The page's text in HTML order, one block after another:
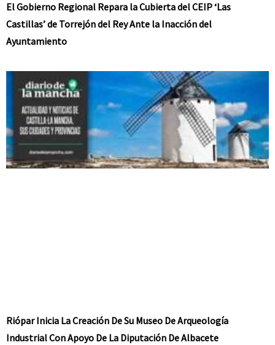
El Gobierno Regional Repara la Cubierta del CEIP ‘Las
Castillas’ de Torrejón del Rey Ante la Inacción del
Ayuntamiento
Riópar Inicia La Creación De Su Museo De Arqueología
Industrial Con Apoyo De La Diputación De Albacete